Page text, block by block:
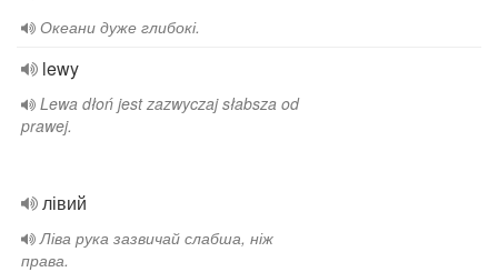
Океани дуже глибокі.
lewy
Lewa dłoń jest zazwyczaj słabsza od
prawej.
лівий
Ліва рука зазвичай слабша, ніж
права.